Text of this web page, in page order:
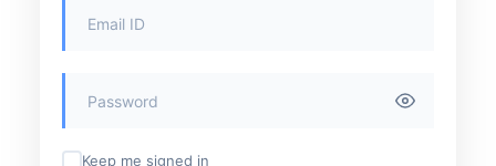
Keep me signed in